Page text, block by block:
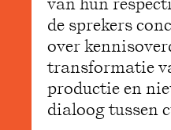
de sprekers
over
transformatie
productie en
dialoog tussen